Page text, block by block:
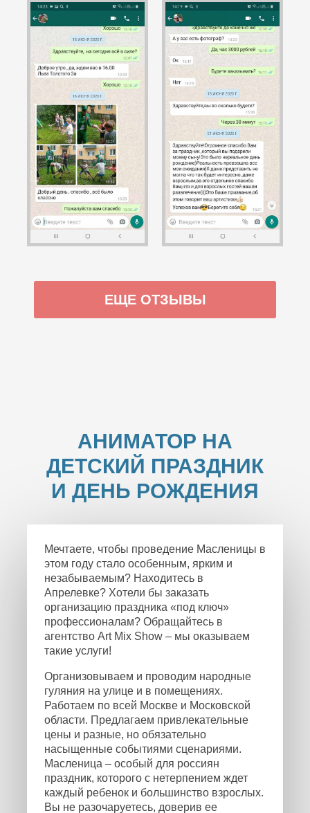
ЕЩЕ ОТЗЫВЫ
АНИМАТОР НА
ДЕТСКИЙ ПРАЗДНИК
И ДЕНЬ РОЖДЕНИЯ
Мечтаете, чтобы проведение Масленицы в
этом году стало особенным, ярким и
незабываемым? Находитесь в
Апрелевке? Хотели бы заказать
организацию праздника «под ключ»
профессионалам? Обращайтесь в
агентство Art Mix Show – мы оказываем
такие услуги!
Организовываем и проводим народные
гуляния на улице и в помещениях.
Работаем по всей Москве и Московской
области. Предлагаем привлекательные
цены и разные, но обязательно
насыщенные событиями сценариями.
Масленица – особый для россиян
праздник, которого с нетерпением ждет
каждый ребенок и большинство взрослых.
Вы не разочаруетесь, доверив ее